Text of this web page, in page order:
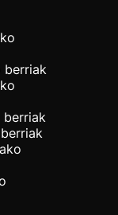
berriak
berriak